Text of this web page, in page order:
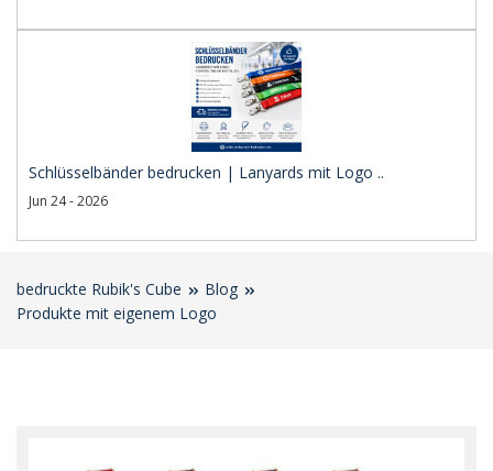
Schlüsselbänder bedrucken | Lanyards mit Logo ..
Jun 24 - 2026
bedruckte Rubik's Cube
Blog
Produkte mit eigenem Logo